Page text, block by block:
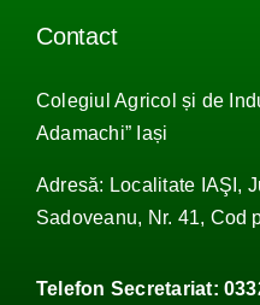
Contact
Colegiul Agricol și de
Adamachi” Iași
Adresă: Localitate IAŞI,
Sadoveanu, Nr. 41, Cod
Telefon Secretariat: